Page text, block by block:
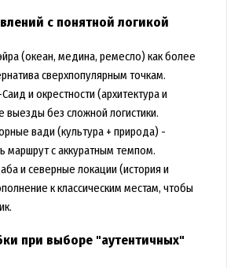
с понятной логикой
(океан, медина, ремесло) как более
сверхпопулярным точкам.
и окрестности (архитектура и
выезды без сложной логистики.
вади (культура + природа) -
маршрут с аккуратным темпом.
и северные локации (история и
к классическим местам, чтобы
при выборе "аутентичных"